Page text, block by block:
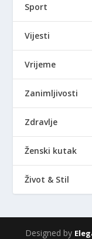
Sport
Vijesti
Vrijeme
Zanimljivosti
Zdravlje
Ženski kutak
Život & Stil
Designed by